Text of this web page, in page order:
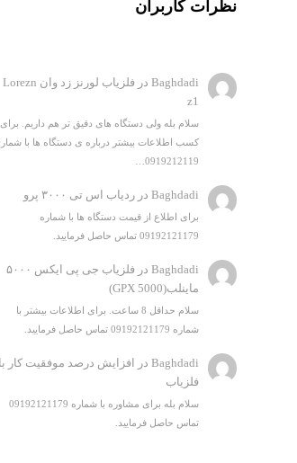
نظرات کاربران
Baghdadi در
فلزیاب لورنز زد وان Lorezn
z1
سلام بله ولی دستگاه های دقیق تر هم داریم. برای
کسب اطلاعات بیشتر درباره ی دستگاه ها با
0919212119…
Baghdadi درردیاب اس تی ۳۰۰۰ پرو
برای اطلاع از قیمت دستگاه ها با شماره
09192121179 تماس حاصل فرمایید.
Baghdadi در
فلزیاب جی پی ایکس ۵۰۰۰
ماینلب(GPX 5000)
سلام حداقل 8 ساعت. برای اطلاعات بیشتر با
شماره 09192121179 تماس حاصل فرمایید.
Baghdadi در
افزایش درصد موفقیت کار با
فلزیاب
سلام بله برای مشاوره با شماره 09192121179
تماس حاصل فرمایید.